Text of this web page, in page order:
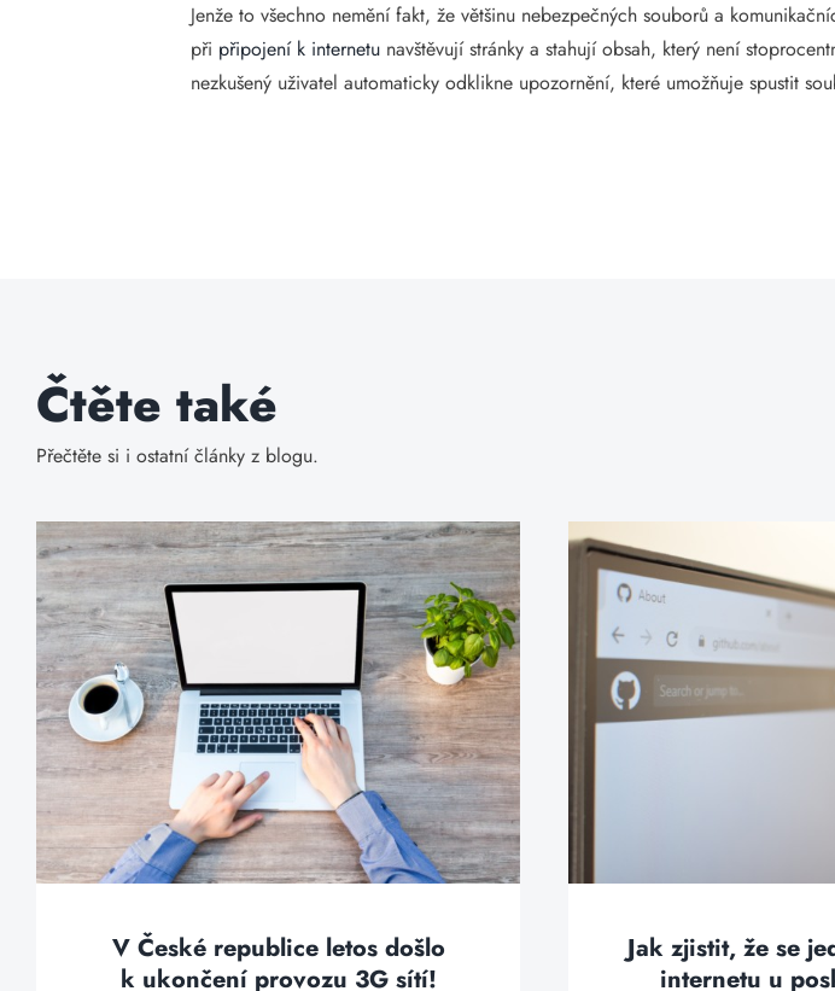
Jenže to všechno nemění fakt, že většinu nebezpečných souborů a
při připojení k internetu navštěvují stránky a stahují obsah, který není
nezkušený uživatel automaticky odklikne upozornění, které umožňuje spustit
Čtěte také
Přečtěte si i ostatní články z blogu.
V České republice letos došlo
k ukončení provozu 3G sítí!
Jak zjistit, že se
internetu u